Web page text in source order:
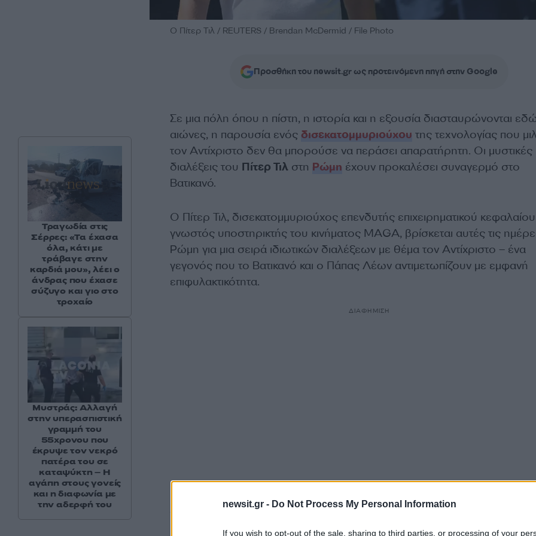
newsit.gr - Do Not Process My Personal Information
If you wish to opt-out of the sale, sharing to third parties, or processing of your
Ο Πίτερ Τιλ / REUTERS / Brendan McDermid / File Photo
Προσθήκη του newsit.gr ως προτεινόμενη πηγή στην Google
Σε μια πόλη όπου η πίστη, η ιστορία και η εξουσία διασταυρώνονται
αιώνες, η παρουσία ενός δισεκατομμυριούχου της τεχνολογίας που
τον Αντίχριστο δεν θα μπορούσε να περάσει απαρατήρητη. Οι μυστικές
διαλέξεις του Πίτερ Τιλστη Ρώμη έχουν προκαλέσει συναγερμό στο
Βατικανό.
Ο Πίτερ Τιλ, δισεκατομμυριούχος επενδυτής επιχειρηματικού κεφαλαίου
γνωστός υποστηρικτής του κινήματος MAGA, βρίσκεται αυτές τις
Ρώμη για μια σειρά ιδιωτικών διαλέξεων με θέμα τον Αντίχριστο – ένα
γεγονός που το Βατικανό και ο Πάπας Λέων αντιμετωπίζουν με εμφανή
επιφυλακτικότητα.
ΔΙΑΦΗΜΙΣΗ
άγνωστη τοποθεσία, καιείναι κλειστές για τα μέσα ενημέρωσης.
Τραγωδία στις
Σέρρες: «Τα έχασα
όλα, κάτι με
τράβαγε στην
καρδιά μου», λέει ο
άνδρας που έχασε
σύζυγο και γιο στο
τροχαίο
Μυστράς: Αλλαγή
στην υπερασπιστική
γραμμή του
55χρονου που
έκρυψε τον νεκρό
πατέρα του σε
καταψύκτη – Η
αγάπη στους γονείς
και η διαφωνία με
την αδερφή του